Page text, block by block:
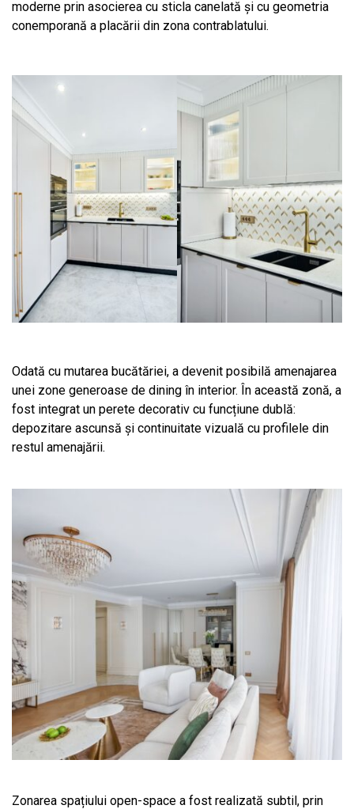
moderne prin asocierea cu sticla canelată și cu geometria
conemporană a placării din zona contrablatului.
Odată cu mutarea bucătăriei, a devenit posibilă amenajarea
unei zone generoase de dining în interior. În această zonă, a
fost integrat un perete decorativ cu funcțiune dublă:
depozitare ascunsă și continuitate vizuală cu profilele din
restul amenajării.
Zonarea spațiului open-space a fost realizată subtil, prin